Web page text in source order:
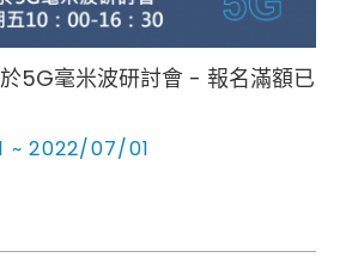
5G毫米波研討會 - 報名滿額已
~ 2022/07/01